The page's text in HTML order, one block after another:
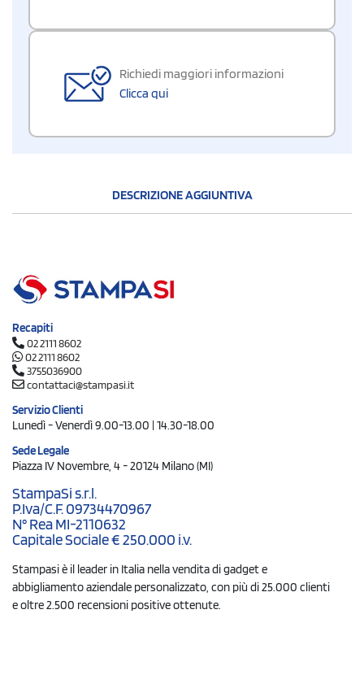
Richiedi maggiori informazioni
Clicca qui
DESCRIZIONE AGGIUNTIVA
Recapiti
02 2111 8602
02 2111 8602
3755036900
contattaci@stampasi.it
Servizio Clienti
Lunedì - Venerdì 9.00-13.00 | 14.30-18.00
Sede Legale
Piazza IV Novembre, 4 - 20124 Milano (MI)
StampaSi s.r.l.
P.Iva/C.F. 09734470967
N° Rea MI-2110632
Capitale Sociale € 250.000 i.v.
Stampasi è il leader in Italia nella vendita di gadget e
abbigliamento aziendale personalizzato, con più di 25.000 clienti
e oltre 2.500 recensioni positive ottenute.